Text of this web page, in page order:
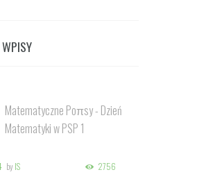
Matematyczne Poπsy - Dzień
Matematyki w PSP 1
by IS 2756